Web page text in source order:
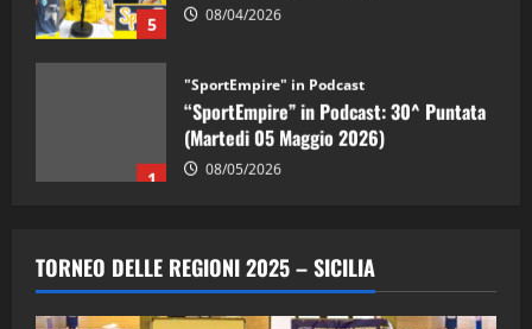
5
1
“SportEmpire” in Podcast: 30^ Puntata
(Martedi 05 Maggio 2026)
2
“SportEmpire” in Podcast: 29^ Puntata
(Martedi 28 Aprile 2026)
28/04/2026
TORNEO DELLE REGIONI 2025 – SICILIA